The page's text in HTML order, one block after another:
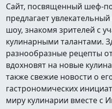
Сайт, посвященный шеф-
предлагает
шоу, знакомя зрителей с
кулинарными талантами.
разнообразные рецепты
вдохновят на новые
также свежие новости о
гастрономических
миру кулинарии вместе с